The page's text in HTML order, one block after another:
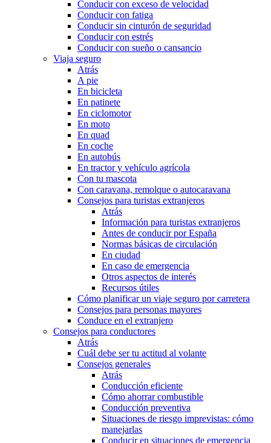
Conducir con exceso de velocidad
Conducir con fatiga
Conducir sin cinturón de seguridad
Conducir con estrés
Conducir con sueño o cansancio
Viaja seguro
Atrás
A pie
En bicicleta
En patinete
En ciclomotor
En moto
En quad
En coche
En autobús
En tractor y vehículo agrícola
Con tu mascota
Con caravana, remolque o autocaravana
Consejos para turistas extranjeros
Atrás
Información para turistas extranjeros
Antes de conducir por España
Normas básicas de circulación
En ciudad
En caso de emergencia
Otros aspectos de interés
Recursos útiles
Cómo planificar un viaje seguro por carretera
Consejos para personas mayores
Conduce en el extranjero
Consejos para conductores
Atrás
Cuál debe ser tu actitud al volante
Consejos generales
Atrás
Conducción eficiente
Cómo ahorrar combustible
Conducción preventiva
Situaciones de riesgo imprevistas: cómo
manejarlas
Conducir en situaciones de emergencia